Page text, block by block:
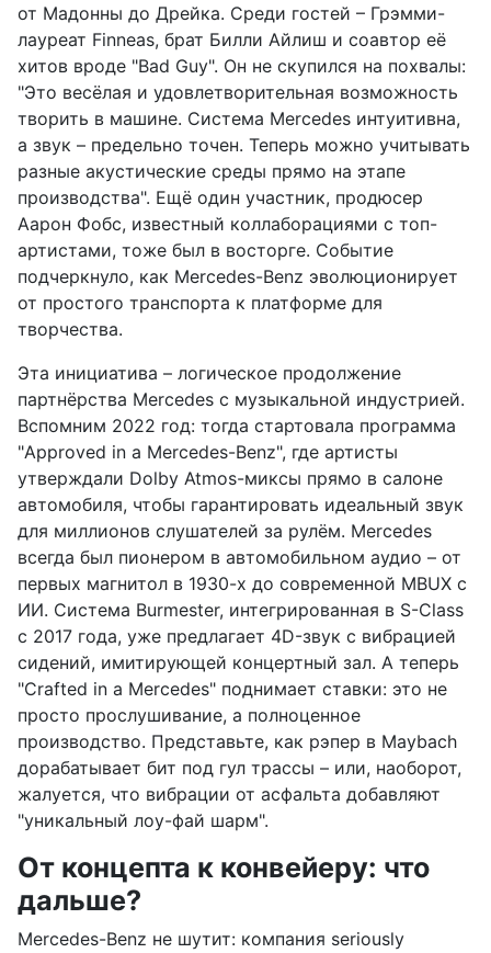
от Мадонны до Дрейка. Среди гостей – Грэмми-
лауреат Finneas, брат Билли Айлиш и соавтор её
хитов вроде "Bad Guy". Он не скупился на похвалы:
"Это весёлая и удовлетворительная возможность
творить в машине. Система Mercedes интуитивна,
а звук – предельно точен. Теперь можно учитывать
разные акустические среды прямо на этапе
производства". Ещё один участник, продюсер
Аарон Фобс, известный коллаборациями с топ-
артистами, тоже был в восторге. Событие
подчеркнуло, как Mercedes-Benz эволюционирует
от простого транспорта к платформе для
творчества.
Эта инициатива – логическое продолжение
партнёрства Mercedes с музыкальной индустрией.
Вспомним 2022 год: тогда стартовала программа
"Approved in a Mercedes-Benz", где артисты
утверждали Dolby Atmos-миксы прямо в салоне
автомобиля, чтобы гарантировать идеальный звук
для миллионов слушателей за рулём. Mercedes
всегда был пионером в автомобильном аудио – от
первых магнитол в 1930-х до современной MBUX с
ИИ. Система Burmester, интегрированная в S-Class
с 2017 года, уже предлагает 4D-звук с вибрацией
сидений, имитирующей концертный зал. А теперь
"Crafted in a Mercedes" поднимает ставки: это не
просто прослушивание, а полноценное
производство. Представьте, как рэпер в Maybach
дорабатывает бит под гул трассы – или, наоборот,
жалуется, что вибрации от асфальта добавляют
"уникальный лоу-фай шарм".
От концепта к конвейеру: что
дальше?
Mercedes-Benz не шутит: компания seriously